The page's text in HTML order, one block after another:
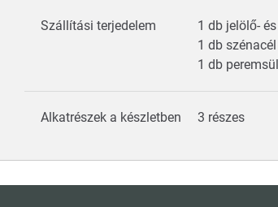
Szállítási terjedelem
1 db jelölő-
1 db
1 db
Alkatrészek a készletben 3 részes